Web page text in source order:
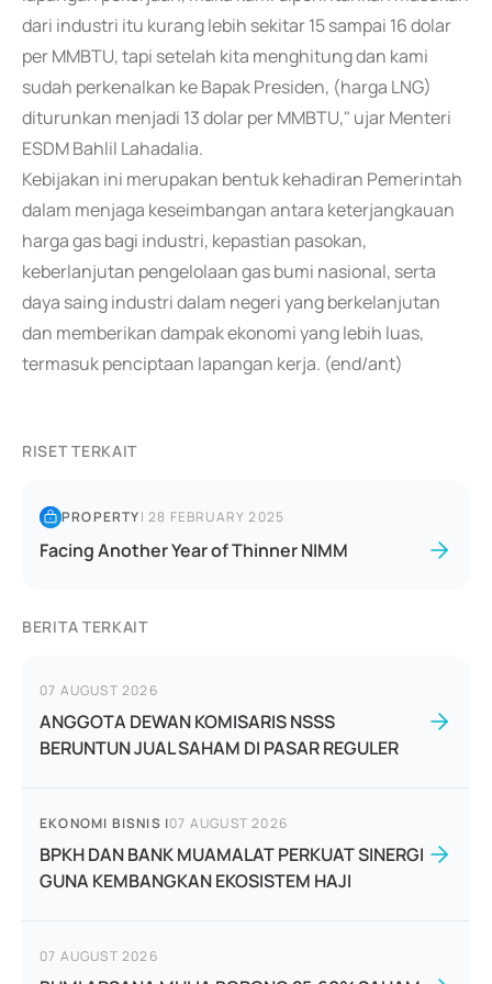
dari industri itu kurang lebih sekitar 15 sampai 16 dolar
per MMBTU, tapi setelah kita menghitung dan kami
sudah perkenalkan ke Bapak Presiden, (harga LNG)
diturunkan menjadi 13 dolar per MMBTU," ujar Menteri
ESDM Bahlil Lahadalia.
Kebijakan ini merupakan bentuk kehadiran Pemerintah
dalam menjaga keseimbangan antara keterjangkauan
harga gas bagi industri, kepastian pasokan,
keberlanjutan pengelolaan gas bumi nasional, serta
daya saing industri dalam negeri yang berkelanjutan
dan memberikan dampak ekonomi yang lebih luas,
termasuk penciptaan lapangan kerja. (end/ant)
RISET TERKAIT
PROPERTY|28 FEBRUARY 2025
Facing Another Year of Thinner NIMM
BERITA TERKAIT
07 AUGUST 2026
ANGGOTA DEWAN KOMISARIS NSSS
BERUNTUN JUAL SAHAM DI PASAR REGULER
EKONOMI BISNIS |07 AUGUST 2026
BPKH DAN BANK MUAMALAT PERKUAT SINERGI
GUNA KEMBANGKAN EKOSISTEM HAJI
07 AUGUST 2026